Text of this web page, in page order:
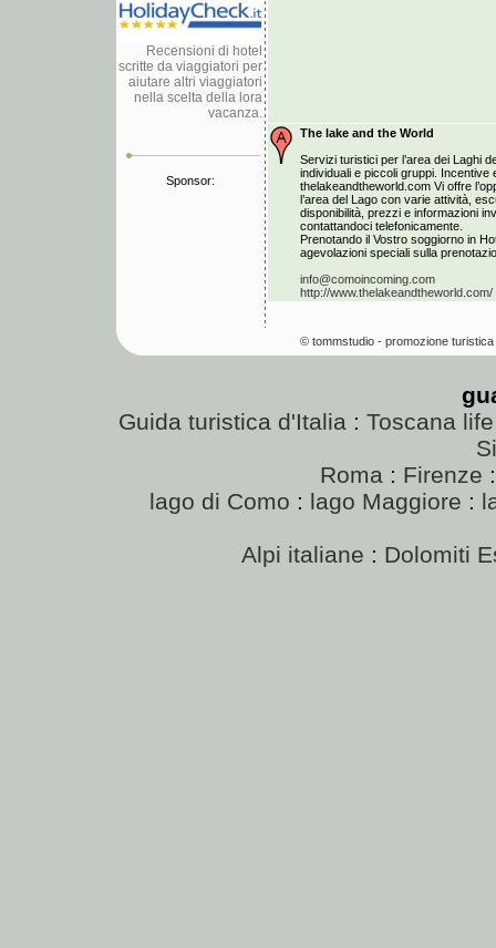
Recensioni di hotel
scritte da viaggiatori per
aiutare altri viaggiatori
nella scelta della lora
vacanza.
Sponsor:
The lake and the World
Servizi turistici per l’area dei Laghi
individuali e piccoli gruppi. Incentive
thelakeandtheworld.com Vi offre
l’area del Lago con varie attività,
disponibilità, prezzi e informazioni
contattandoci telefonicamente.
Prenotando il Vostro soggiorno in
agevolazioni speciali sulla
info@comoincoming.com
http://www.thelakeandtheworld.com/
© tommstudio - promozione turistica
Guida turistica d'Italia : Toscana
Roma: Firenze
lago di Como : lago Maggiore :
Alpi italiane : Dolomiti